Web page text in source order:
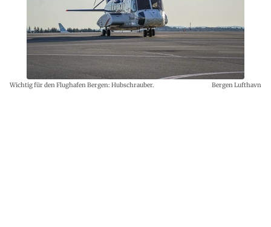
Wichtig für den Flughafen Bergen: Hubschrauber. Bergen Lufthavn